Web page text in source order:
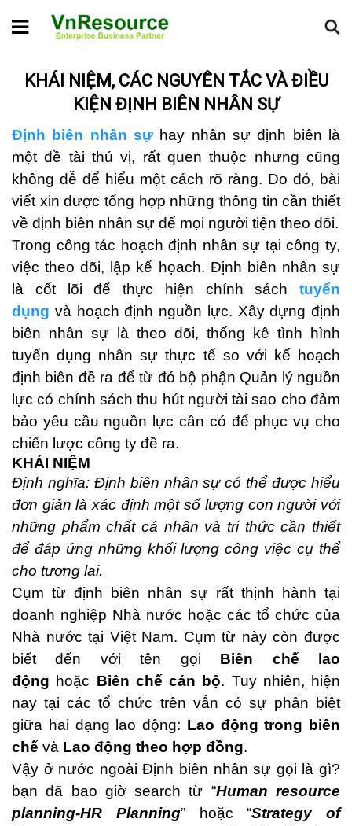
Home Tin chuyên ngành
Khái niệm, các nguyên tắc và điều
kiện định biên nhân sự
KHÁI NIỆM, CÁC NGUYÊN TẮC VÀ ĐIỀU
KIỆN ĐỊNH BIÊN NHÂN SỰ
Định biên nhân sự hay nhân sự định biên là
một đề tài thú vị, rất quen thuộc nhưng cũng
không dễ để hiểu một cách rõ ràng. Do đó, bài
viết xin được tổng hợp những thông tin cần thiết
về định biên nhân sự để mọi người tiện theo dõi.
Trong công tác hoạch định nhân sự tại công ty,
việc theo dõi, lập kế họach. Định biên nhân sự
là cốt lõi để thực hiện chính sách tuyển
dụng và hoạch định nguồn lực. Xây dựng định
biên nhân sự là theo dõi, thống kê tình hình
tuyển dụng nhân sự thực tế so với kế hoạch
định biên đề ra để từ đó bộ phận Quản lý nguồn
lực có chính sách thu hút người tài sao cho đảm
bảo yêu cầu nguồn lực cần có để phục vụ cho
chiến lược công ty đề ra.
KHÁI NIỆM
Định nghĩa: Định biên nhân sự có thể được hiểu
đơn giản là xác định một số lượng con người với
những phẩm chất cá nhân và tri thức cần thiết
để đáp ứng những khối lượng công việc cụ thể
cho tương lai.
Cụm từ định biên nhân sự rất thịnh hành tại
doanh nghiệp Nhà nước hoặc các tổ chức của
Nhà nước tại Việt Nam. Cụm từ này còn được
biết đến với tên gọi Biên chế lao
động hoặc Biên chế cán bộ. Tuy nhiên, hiện
nay tại các tổ chức trên vẫn có sự phân biệt
giữa hai dạng lao động: Lao động trong biên
chế và Lao động theo hợp đồng.
Vậy ở nước ngoài Định biên nhân sự gọi là gì?
bạn đã bao giờ search từ “Human resource
planning-HR Planning” hoặc “Strategy of